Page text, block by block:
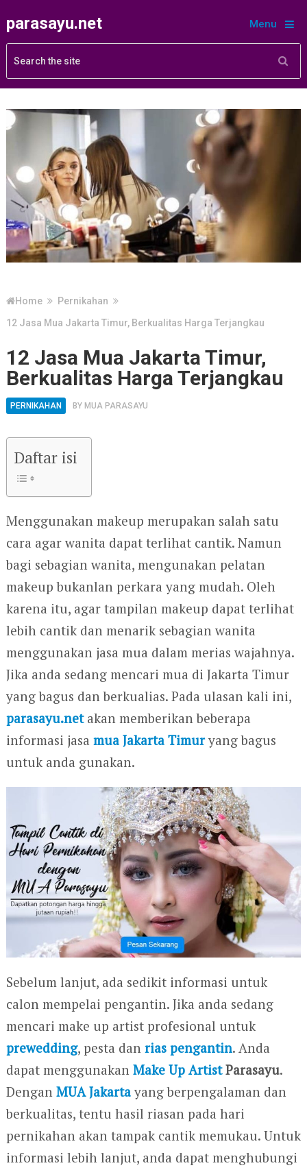
parasayu.net Menu
Home
Pernikahan
12 Jasa Mua Jakarta Timur, Berkualitas Harga Terjangkau
12 Jasa Mua Jakarta Timur,
Berkualitas Harga Terjangkau
PERNIKAHAN BY MUA PARASAYU
Daftar isi
Menggunakan makeup merupakan salah satu
cara agar wanita dapat terlihat cantik. Namun
bagi sebagian wanita, mengunakan pelatan
makeup bukanlan perkara yang mudah. Oleh
karena itu, agar tampilan makeup dapat terlihat
lebih cantik dan menarik sebagian wanita
menggunakan jasa mua dalam merias wajahnya.
Jika anda sedang mencari mua di Jakarta Timur
yang bagus dan berkualias. Pada ulasan kali ini,
parasayu.netakan memberikan beberapa
informasi jasa mua Jakarta Timuryang bagus
untuk anda gunakan.
Sebelum lanjut, ada sedikit informasi untuk
calon mempelai pengantin. Jika anda sedang
mencari make up artist profesional untuk
prewedding, pesta dan rias pengantin. Anda
dapat menggunakan Make Up ArtistParasayu.
Dengan MUA Jakartayang berpengalaman dan
berkualitas, tentu hasil riasan pada hari
pernikahan akan tampak cantik memukau. Untuk
informasi lebih lanjut, anda dapat menghubungi